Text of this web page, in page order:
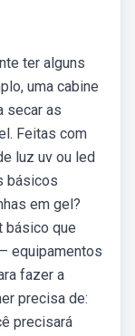
ter alguns
uma cabine
secar as
Feitas com
luz uv ou led
básicos
em gel?
básico que
equipamentos
fazer a
precisa de:
precisará